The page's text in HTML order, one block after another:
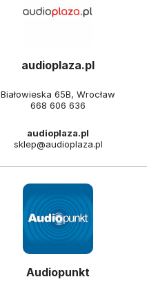
audioplaza.pl
Białowieska 65B, Wrocław
668 606 636
audioplaza.pl
sklep@audioplaza.pl
Audiopunkt